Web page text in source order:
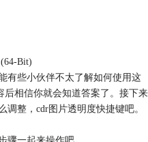
Bit)
有些小伙伴不太了解如何使用这
相信你就会知道答案了。接下来
整，cdr图片透明度快捷键吧。